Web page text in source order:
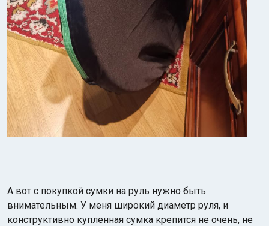
А вот с покупкой сумки на руль нужно быть
внимательным. У меня широкий диаметр руля, и
конструктивно купленная сумка крепится не очень, не